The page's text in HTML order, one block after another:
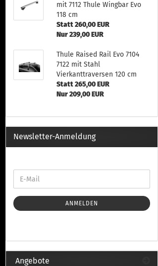
Heckklappenfahrradträger
Anhängekupplungsträger
E-Bike Fahrradträger
Thule
Clamp
normalen
Thule
mit
Thule
Fußsatz
Fußsatz
Dachskiträger
Thule
Gepäck
mit 7112 Thule Wingbar Evo
118 cm
Statt 260,00 EUR
Nur 239,00 EUR
Thule Raised Rail Evo 7104
7122 mit Stahl
Vierkanttraversen 120 cm
Statt 265,00 EUR
Nur 209,00 EUR
Newsletter-Anmeldung
ANMELDEN
Angebote